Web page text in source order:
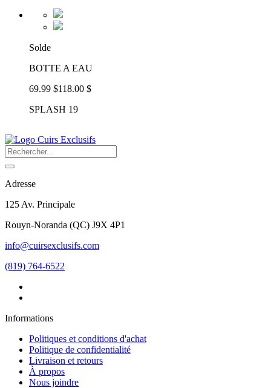
Solde
BOTTE A EAU
69.99 $118.00 $
SPLASH 19
Adresse
125 Av. Principale
Rouyn-Noranda (QC) J9X 4P1
info@cuirsexclusifs.com
(819) 764-6522
Informations
Politiques et conditions d'achat
Politique de confidentialité
Livraison et retours
À propos
Nous joindre